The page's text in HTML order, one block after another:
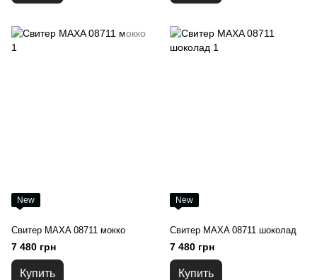
New
Свитер MAXA 08711 мокко
7 480 грн
Купить
New
Свитер MAXA 08711 шоколад
7 480 грн
Купить